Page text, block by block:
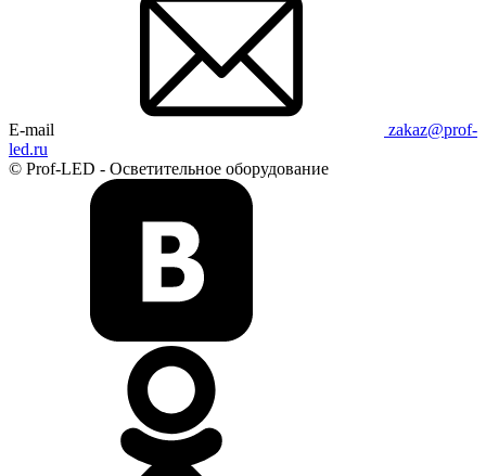
E-mail
zakaz@prof-
led.ru
© Prof-LED - Осветительное оборудование